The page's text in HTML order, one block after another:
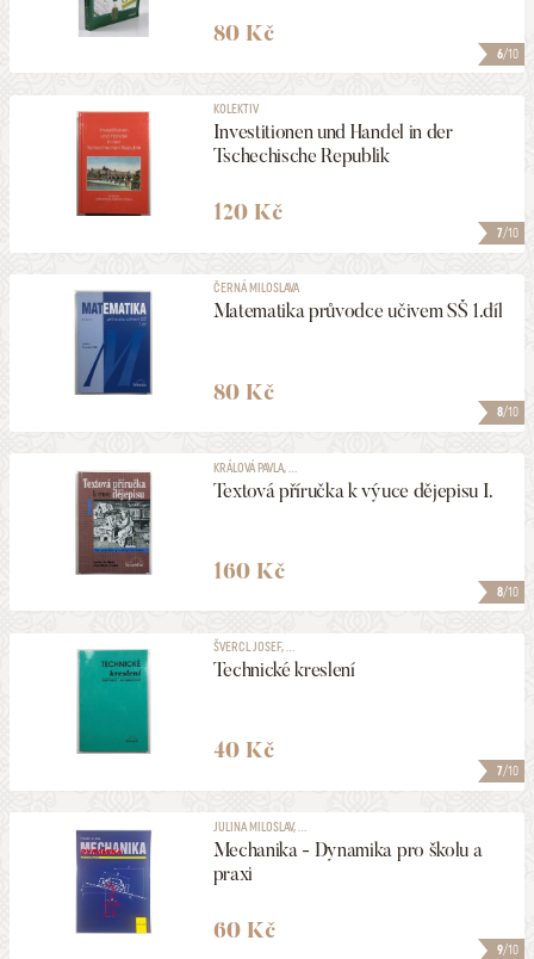
6/10
80 Kč
7/10
KOLEKTIV
Investitionen und Handel in der
Tschechische Republik
120 Kč
8/10
ČERNÁ MILOSLAVA
Matematika průvodce učivem SŠ 1.díl
80 Kč
8/10
KRÁLOVÁ PAVLA, ...
Textová příručka k výuce dějepisu I.
160 Kč
7/10
ŠVERCL JOSEF, ...
Technické kreslení
40 Kč
9/10
JULINA MILOSLAV, ...
Mechanika - Dynamika pro školu a
praxi
60 Kč